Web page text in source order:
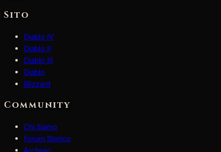
Sito
Diablo IV
Diablo II
Diablo III
Diablo
Blizzard
Community
Chi Siamo
Forum Storico